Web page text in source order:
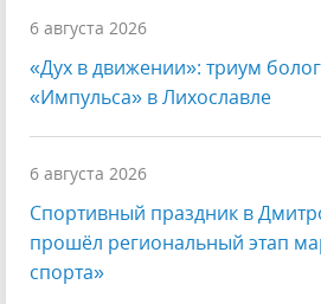
6 августа 2026
«Дух в движении»: триум
«Импульса» в Лихославле
6 августа 2026
Спортивный праздник в
прошёл региональный этап
спорта»